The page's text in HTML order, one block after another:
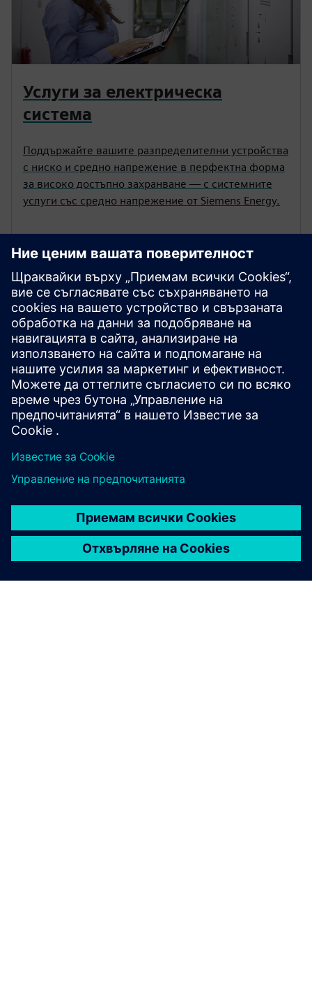
Услуги за електрическа
система
Поддържайте вашите разпределителни устройства
с ниско и средно напрежение в перфектна форма
за високо достъпно захранване — с системните
услуги със средно напрежение от Siemens Energy.
Енергийна академия
умения със Siemens Power Academy, вашият
партньор за training и консултиране в областта на
предаването и разпределението на
електроенергия.